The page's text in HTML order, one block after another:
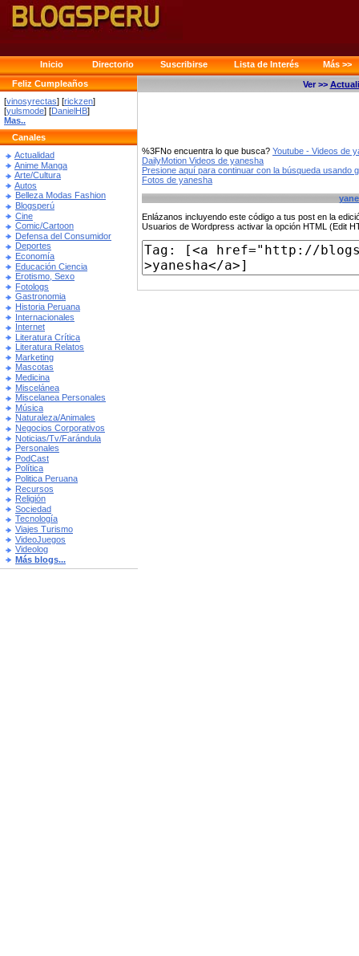
Inicio Directorio Suscribirse Lista de Interés
Más >>
Feliz Cumpleaños
[vinosyrectas] [rickzen]
[yulsmode] [DanielHB]
Mas..
Canales
Actualidad
Anime Manga
Arte/Cultura
Autos
Belleza Modas Fashion
Blogsperú
Cine
Comic/Cartoon
Defensa del Consumidor
Deportes
Economía
Educación Ciencia
Erotismo, Sexo
Fotologs
Gastronomia
Historia Peruana
Internacionales
Internet
Literatura Crítica
Literatura Relatos
Marketing
Mascotas
Medicina
Miscelánea
Miscelanea Personales
Música
Naturaleza/Animales
Negocios Corporativos
Noticias/Tv/Farándula
Personales
PodCast
Política
Politica Peruana
Recursos
Religión
Sociedad
Tecnología
Viajes Turismo
VideoJuegos
Videolog
Más blogs...
Ver >>
%3FNo encuentra lo que busca? Youtube - Videos de
DailyMotion Videos de yanesha
Presione aquí para continuar con la búsqueda usando
Fotos de yanesha
Enlázanos incluyendo este código a tus post en la
Usuarios de Wordpress activar la opción HTML (Edit